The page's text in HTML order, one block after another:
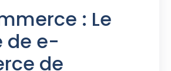
: Le
de e-
de